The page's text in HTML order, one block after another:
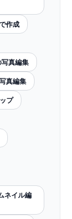
作成
真編集
真編集
プ
ネイル編